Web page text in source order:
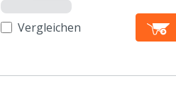
Vergleichen